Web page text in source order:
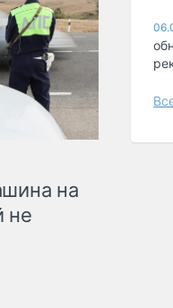
на
не